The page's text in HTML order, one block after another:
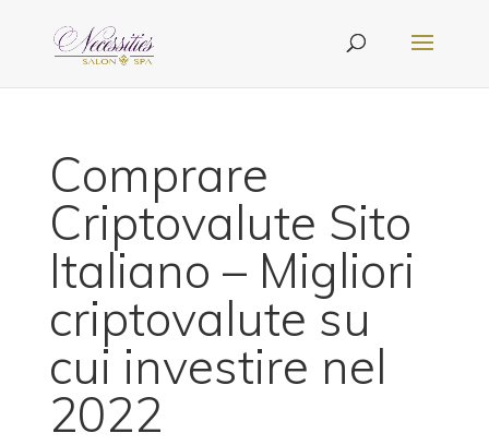
Comprare
Criptovalute Sito
Italiano – Migliori
criptovalute su
cui investire nel
2022